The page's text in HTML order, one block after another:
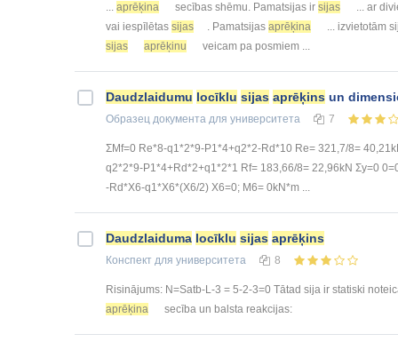
... aprēķina secības shēmu. Pamatsijas ir sijas
... ar
vai iespīlētas sijas . Pamatsijas aprēķina
... izvietotām
sijas
aprēķinu veicam pa posmiem ...
Daudzlaidumu locīklu sijas aprēķins un
Образец документа для университета 7
ΣMf=0 Re*8-q1*2*9-P1*4+q2*2-Rd*10 Re= 321,7/8=
q2*2*9-P1*4+Rd*2+q1*2*1 Rf= 183,66/8= 22,96kN Σy=0
-Rd*X6-q1*X6*(X6/2) X6=0; M6= 0kN*m ...
Daudzlaiduma locīklu sijas aprēķins
Конспект для университета 8
Risinājums: N=Satb-L-3 = 5-2-3=0 Tātad sija ir statiski
aprēķina
secība un balsta reakcijas: